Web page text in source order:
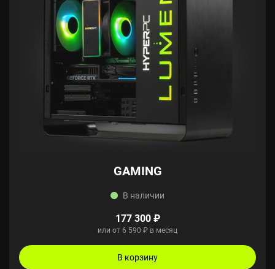
GAMING
В наличии
177 300 ₽
или от 6 590 ₽ в месяц
В корзину